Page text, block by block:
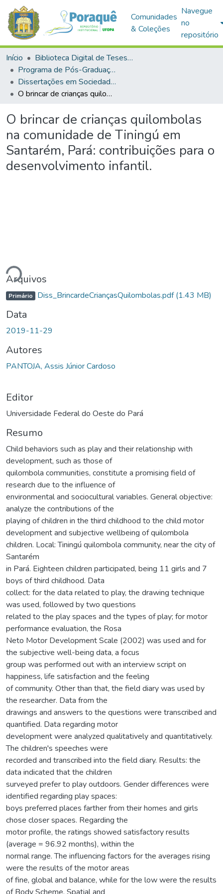
Comunidades
& Coleções
Navegue
no
repositório
Início
Biblioteca Digital de Teses e Dissertações (BDTD)
Programa de Pós-Graduação em Sociedade, Ambiente e Qualidade de Vida (PPGSAQ)
Dissertações em Sociedade, Ambiente e Qualidade de Vida (Mestrado)
O brincar de crianças quilombolas na comunidade de Tiningú em Santarém, Pará: contribuições para o desenvolvimento infantil.
O brincar de crianças quilombolas
na comunidade de Tiningú em
Santarém, Pará: contribuições para o
desenvolvimento infantil.
Arquivos
Primário Diss_BrincardeCriançasQuilombolas.pdf(1.43 MB)
Data
2019-11-29
Autores
PANTOJA, Assis Júnior Cardoso
Editor
Universidade Federal do Oeste do Pará
Resumo
Child behaviors such as play and their relationship with
development, such as those of
quilombola communities, constitute a promising field of
research due to the influence of
environmental and sociocultural variables. General objective:
analyze the contributions of the
playing of children in the third childhood to the child motor
development and subjective wellbeing of quilombola
children. Local: Tiningú quilombola community, near the city of
Santarém
in Pará. Eighteen children participated, being 11 girls and 7
boys of third childhood. Data
collect: for the data related to play, the drawing technique
was used, followed by two questions
related to the play spaces and the types of play; for motor
performance evaluation, the Rosa
Neto Motor Development Scale (2002) was used and for
the subjective well-being data, a focus
group was performed out with an interview script on
happiness, life satisfaction and the feeling
of community. Other than that, the field diary was used by
the researcher. Data from the
drawings and answers to the questions were transcribed and
quantified. Data regarding motor
development were analyzed qualitatively and quantitatively.
The children's speeches were
recorded and transcribed into the field diary. Results: the
data indicated that the children
surveyed prefer to play outdoors. Gender differences were
identified regarding play spaces:
boys preferred places farther from their homes and girls
chose closer spaces. Regarding the
motor profile, the ratings showed satisfactory results
(average = 96.92 months), within the
normal range. The influencing factors for the averages rising
were the results of the motor areas
of fine, global and balance, while for the low were the results